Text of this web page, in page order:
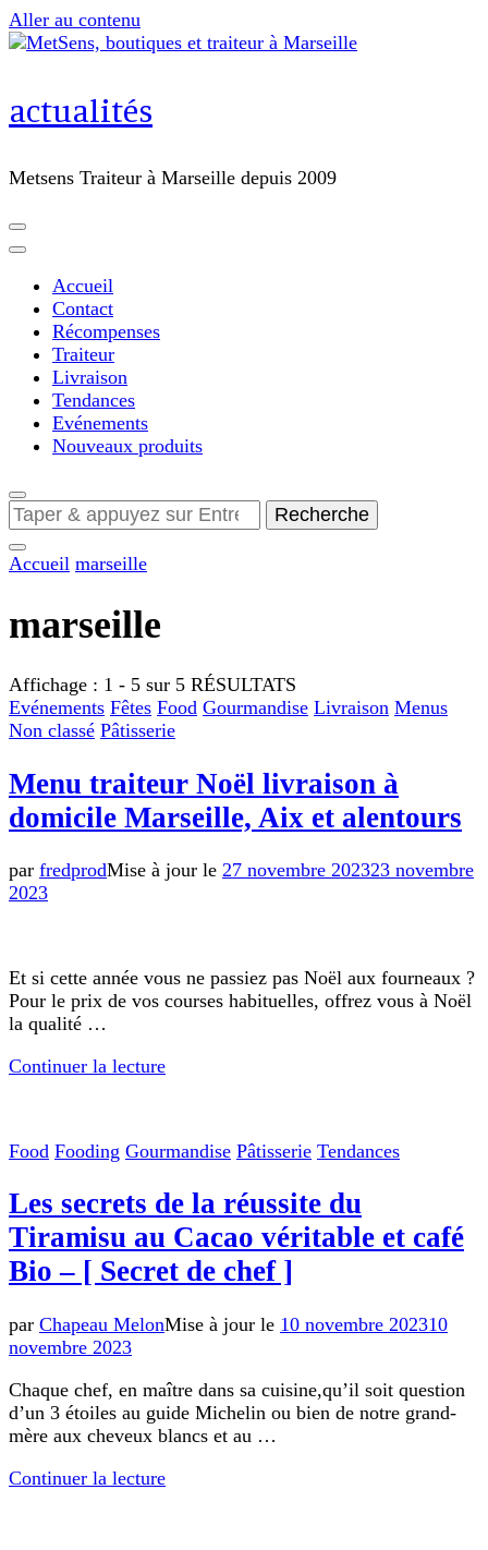
Aller au contenu
actualités
Metsens Traiteur à Marseille depuis 2009
Accueil
Contact
Récompenses
Traiteur
Livraison
Tendances
Evénements
Nouveaux produits
Looking
for
Something?
Accueil marseille
marseille
Affichage : 1 - 5 sur 5 RÉSULTATS
Evénements Fêtes Food Gourmandise Livraison Menus
Non classé Pâtisserie
Menu traiteur Noël livraison à
domicile Marseille, Aix et alentours
par fredprodMise à jour le 27 novembre 202323 novembre
2023
Et si cette année vous ne passiez pas Noël aux fourneaux ?
Pour le prix de vos courses habituelles, offrez vous à Noël
la qualité …
Continuer la lecture
Food Fooding Gourmandise Pâtisserie Tendances
Les secrets de la réussite du
Tiramisu au Cacao véritable et café
Bio – [ Secret de chef ]
par Chapeau MelonMise à jour le 10 novembre 202310
novembre 2023
Chaque chef, en maître dans sa cuisine,qu’il soit question
d’un 3 étoiles au guide Michelin ou bien de notre grand-
mère aux cheveux blancs et au …
Continuer la lecture